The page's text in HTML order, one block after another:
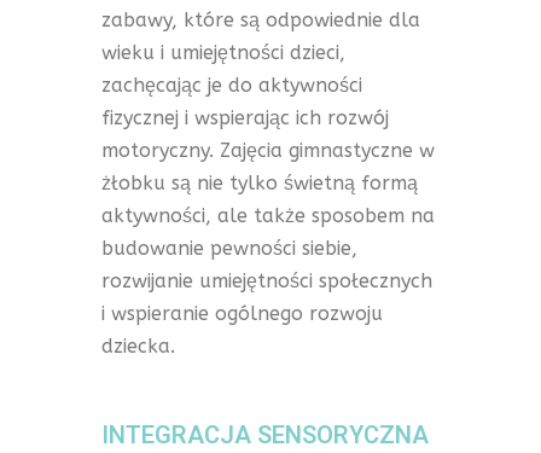
zabawy, które są odpowiednie dla
wieku i umiejętności dzieci,
zachęcając je do aktywności
fizycznej i wspierając ich rozwój
motoryczny. Zajęcia gimnastyczne w
żłobku są nie tylko świetną formą
aktywności, ale także sposobem na
budowanie pewności siebie,
rozwijanie umiejętności społecznych
i wspieranie ogólnego rozwoju
dziecka.
INTEGRACJA SENSORYCZNA